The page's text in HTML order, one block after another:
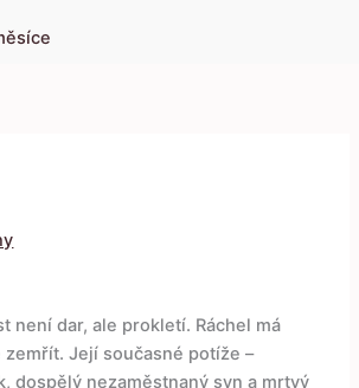
není dar, ale prokletí. Ráchel má
Její současné potíže –
dospělý nezaměstnaný syn a mrtvý